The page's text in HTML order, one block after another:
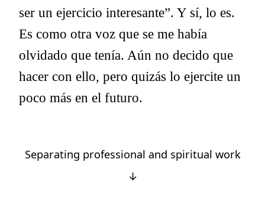
ser un ejercicio interesante”. Y sí, lo es.
Es como otra voz que se me había
olvidado que tenía. Aún no decido que
hacer con ello, pero quizás lo ejercite un
poco más en el futuro.
Separating professional and spiritual work
↓